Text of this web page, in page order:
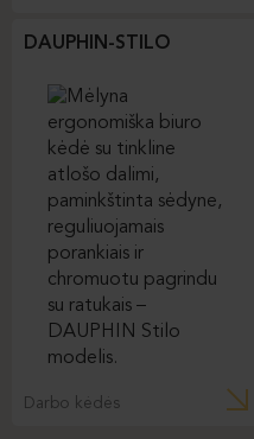
DAUPHIN-STILO
Darbo kėdės